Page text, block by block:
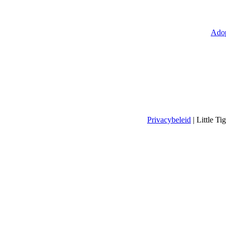
Privacybeleid | Little